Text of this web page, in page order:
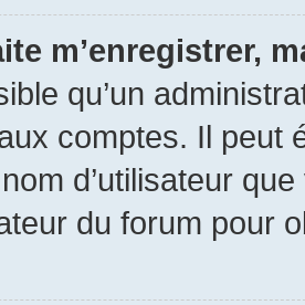
m’enregistrer,
qu’un
comptes. Il peut
d’utilisateur
du forum pour